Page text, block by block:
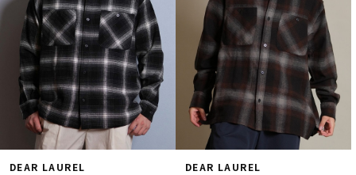
DEAR LAUREL DEAR LAUREL